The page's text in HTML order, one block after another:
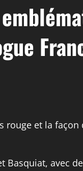
rouge et la façon
Basquiat, avec